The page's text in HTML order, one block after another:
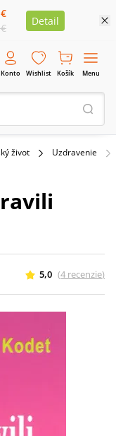
Detail
Konto Wishlist Košík Menu
život Uzdravenie
5,0 (4 recenzie)